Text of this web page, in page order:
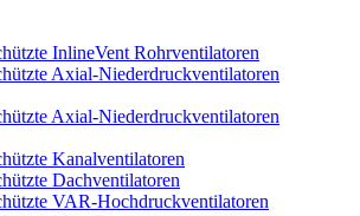
InlineVent Rohrventilatoren
Axial-Niederdruckventilatoren
Axial-Niederdruckventilatoren
Kanalventilatoren
Dachventilatoren
VAR-Hochdruckventilatoren